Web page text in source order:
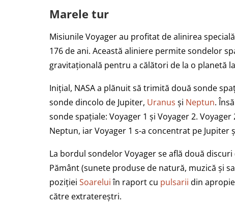
Marele tur
Misiunile Voyager au profitat de alinirea
176 de ani. Această aliniere permite sondelor
gravitațională pentru a călători de la o planetă
Inițial, NASA a plănuit să trimită două sonde
sonde dincolo de Jupiter, Uranus și Neptun.
sonde spațiale: Voyager 1 și Voyager 2.
Neptun, iar Voyager 1 s-a concentrat pe Jupiter
La bordul sondelor Voyager se află două
Pământ (sunete produse de natură, muzică și
poziției Soareluiîn raport cu pulsarii din
către extratereștri.